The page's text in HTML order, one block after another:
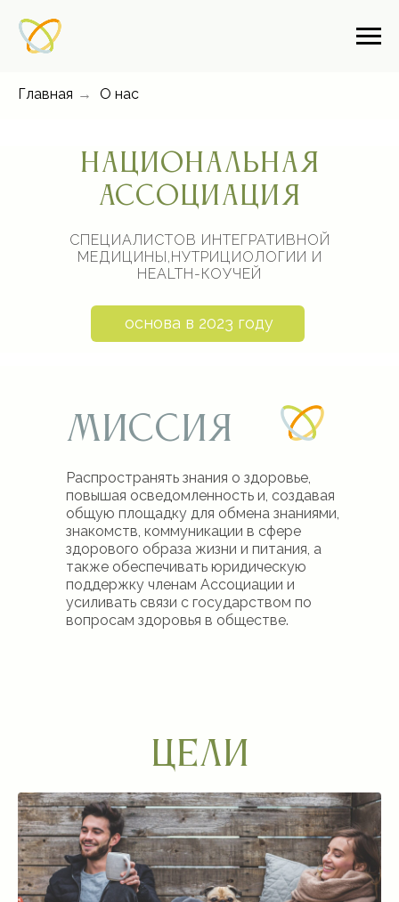
Главная → О нас
СПЕЦИАЛИСТОВ ИНТЕГРАТИВНОЙ
МЕДИЦИНЫ,НУТРИЦИОЛОГИИ И
HEALTH-КОУЧЕЙ
НАЦИОНАЛЬНАЯ
АССОЦИАЦИЯ
основа в 2023 году
МИССИЯ
Распространять знания о здоровье,
повышая осведомленность и, создавая
общую площадку для обмена знаниями,
знакомств, коммуникации в сфере
здорового образа жизни и питания, а
также обеспечивать юридическую
поддержку членам Ассоциации и
усиливать связи с государством по
вопросам здоровья в обществе.
Цели